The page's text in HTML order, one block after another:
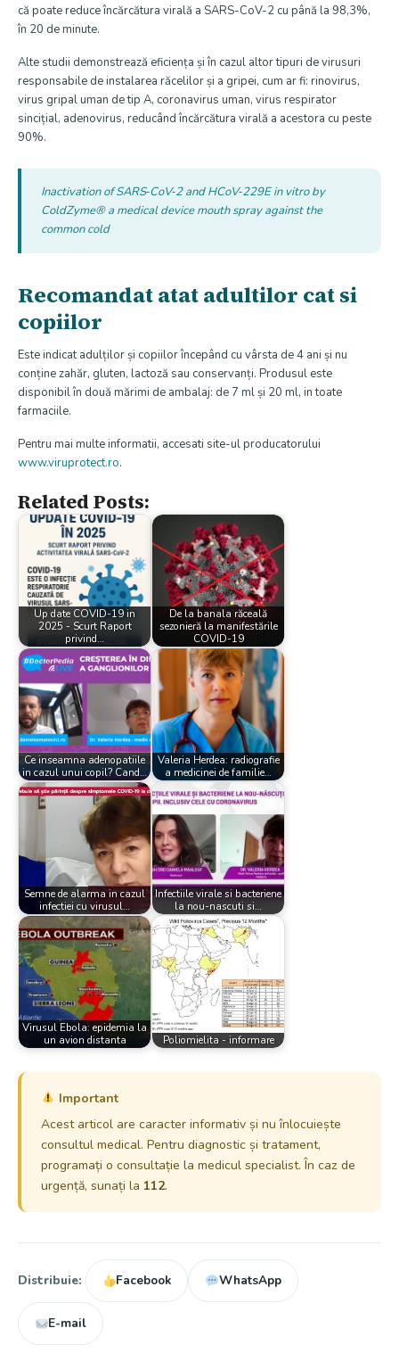
că poate reduce încărcătura virală a SARS-CoV-2 cu până la 98,3%,
în 20 de minute.
Alte studii demonstrează eficiența și în cazul altor tipuri de virusuri
responsabile de instalarea răcelilor și a gripei, cum ar fi: rinovirus,
virus gripal uman de tip A, coronavirus uman, virus respirator
sincițial, adenovirus, reducând încărcătura virală a acestora cu peste
90%.
Inactivation of SARS‐CoV‐2 and HCoV‐229E in vitro by
ColdZyme® a medical device mouth spray against the
common cold
Recomandat atat adultilor cat si
copiilor
Este indicat adulților și copiilor începând cu vârsta de 4 ani și nu
conține zahăr, gluten, lactoză sau conservanți. Produsul este
disponibil în două mărimi de ambalaj: de 7 ml și 20 ml, in toate
farmaciile.
Pentru mai multe informatii, accesati site-ul producatorului
www.viruprotect.ro.
Related Posts:
Up date COVID-19 in
2025 - Scurt Raport
privind…
De la banala răceală
sezonieră la manifestările
COVID-19
Ce inseamna adenopatiile
in cazul unui copil? Cand…
Valeria Herdea: radiografie
a medicinei de familie…
Semne de alarma in cazul
infectiei cu virusul…
Infectiile virale si bacteriene
la nou-nascuti si…
Virusul Ebola: epidemia la
un avion distanta
Poliomielita - informare
Important
Acest articol are caracter informativ și nu înlocuiește
consultul medical. Pentru diagnostic și tratament,
programați o consultație la medicul specialist. În caz de
urgență, sunați la 112.
Distribuie: Facebook WhatsApp
E-mail